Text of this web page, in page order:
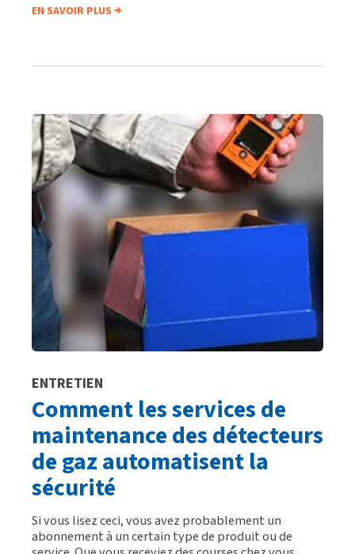
EN SAVOIR PLUS
ENTRETIEN
Comment les services de
maintenance des détecteurs
de gaz automatisent la
sécurité
Si vous lisez ceci, vous avez probablement un
abonnement à un certain type de produit ou de